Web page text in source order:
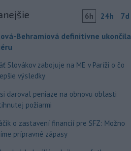
6h 24h 7d
Behramiová definitívne ukončila
Slovákov zabojuje na ME v Paríži o čo
výsledky
daroval peniaze na obnovu oblasti
požiarmi
o zastavení financií pre SFZ: Možno
prípravné zápasy